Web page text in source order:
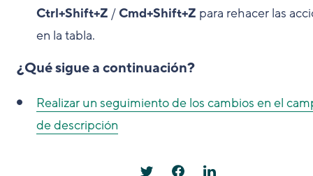
Ctrl+Shift+Z /Cmd+Shift+Z para rehacer las
en la tabla.
¿Qué sigue a continuación?
Realizar un seguimiento de los cambios en el
de descripción